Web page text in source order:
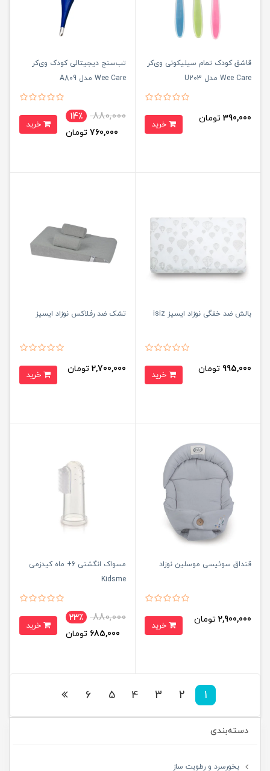
قاشق کودک تمام سیلیکونی وی‌کر
Wee Care مدل U203
390,000 تومان
تب‌سنج دیجیتالی کودک وی‌کر
Wee Care مدل A809
880,000
14٪
760,000 تومان
بالش ضد خفگی نوزاد ایسیز isiz
995,000 تومان
تشک ضد رفلاکس نوزاد ایسیز
2,700,000 تومان
قنداق سوئیسی موسلین نوزاد
2,900,000 تومان
مسواک انگشتی 6+ ماه کیدزمی
Kidsme
880,000
23٪
685,000 تومان
1
2
3
4
5
6
دسته‌بندی
بخورسرد و رطوبت ساز